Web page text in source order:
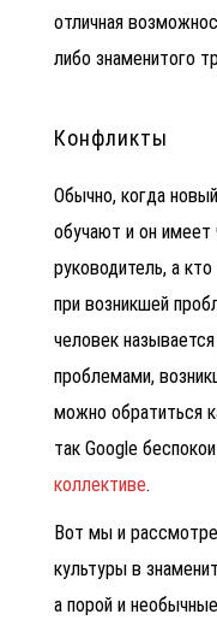
отличная
либо знаменитого
Конфликты
Обычно, когда
обучают и он имеет
руководитель, а
при возникшей
человек
проблемами,
можно обратиться
так Google
коллективе.
Вот мы и
культуры в
а порой и